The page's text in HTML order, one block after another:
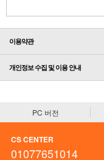
이용약관
개인정보 수집 및 이용 안내
PC 버전
CS CENTER
01077651014